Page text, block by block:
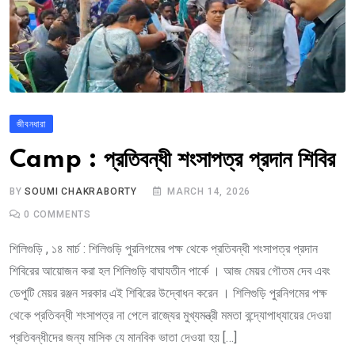
জীবনধারা
Camp : প্রতিবন্ধী শংসাপত্র প্রদান শিবির
BYSOUMI CHAKRABORTY MARCH 14, 2026
0 COMMENTS
শিলিগুড়ি , ১৪ মার্চ : শিলিগুড়ি পুরনিগমের পক্ষ থেকে প্রতিবন্ধী শংসাপত্র প্রদান
শিবিরের আয়োজন করা হল শিলিগুড়ি বাঘাযতীন পার্কে । আজ মেয়র গৌতম দেব এবং
ডেপুটি মেয়র রঞ্জন সরকার এই শিবিরের উদ্বোধন করেন । শিলিগুড়ি পুরনিগমের পক্ষ
থেকে প্রতিবন্ধী শংসাপত্র না পেলে রাজ্যের মুখ্যমন্ত্রী মমতা বন্দ্যোপাধ্যায়ের দেওয়া
প্রতিবন্ধীদের জন্য মাসিক যে মানবিক ভাতা দেওয়া হয় […]